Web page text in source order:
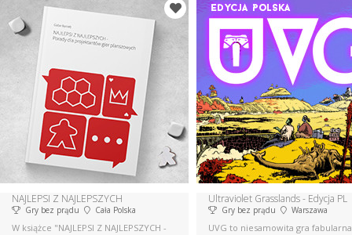
NAJLEPSI Z NAJLEPSZYCH
Gry bez prądu Cała Polska
W książce "NAJLEPSI Z NAJLEPSZYCH -
Ultraviolet Grasslands - Edycja PL
Gry bez prądu Warszawa
UVG to niesamowita gra fabularna